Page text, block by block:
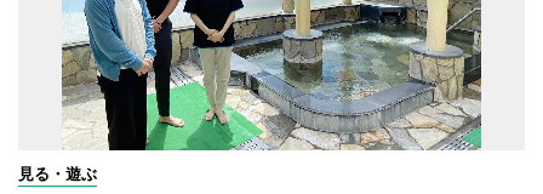
見る・遊ぶ